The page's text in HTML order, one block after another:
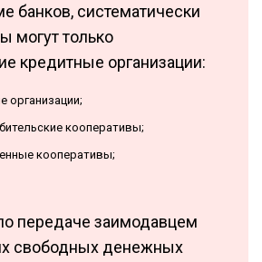
банков, систематически
могут только
кредитные организации:
организации;
кооперативы;
кооперативы;
передаче заимодавцем
свободных денежных